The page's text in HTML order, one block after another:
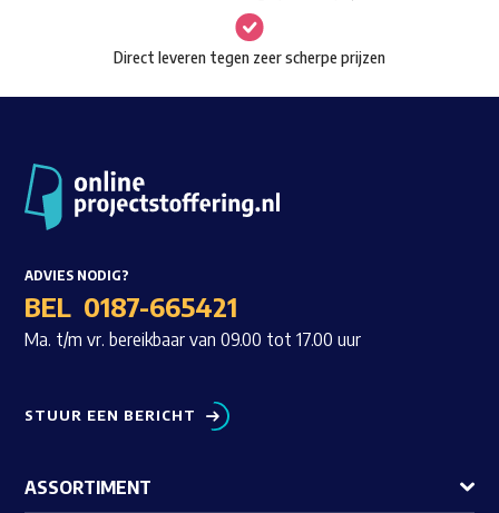
de
productpagina
Direct leveren tegen zeer scherpe prijzen
ADVIES NODIG?
BEL 0187-665421
Ma. t/m vr. bereikbaar van 09.00 tot 17.00 uur
STUUR EEN BERICHT
ASSORTIMENT